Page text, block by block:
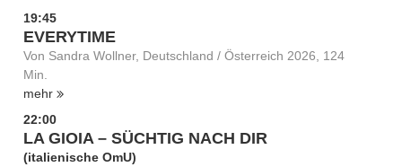
19:45
EVERYTIME
Von Sandra Wollner, Deutschland / Österreich 2026, 124
Min.
mehr
22:00
LA GIOIA – SÜCHTIG NACH DIR
(italienische OmU)